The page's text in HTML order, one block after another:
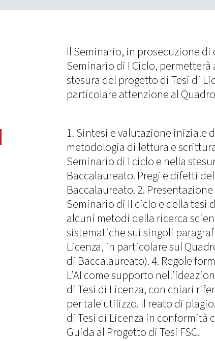
Il Seminario, in prosecuzione
Seminario di I Ciclo,
stesura del progetto di Tesi di
particolare attenzione al
1. Sintesi e valutazione iniziale
metodologia di lettura e
Seminario di I ciclo e nella
Baccalaureato. Pregi e difetti
Baccalaureato. 2.
Seminario di II ciclo e della tesi
alcuni metodi della ricerca
sistematiche sui singoli
Licenza, in particolare sul
di Baccalaureato). 4. Regole
L’AI come supporto
di Tesi di Licenza, con chiari
per tale utilizzo. Il reato di
di Tesi di Licenza in
Guida al Progetto di Tesi FSC.